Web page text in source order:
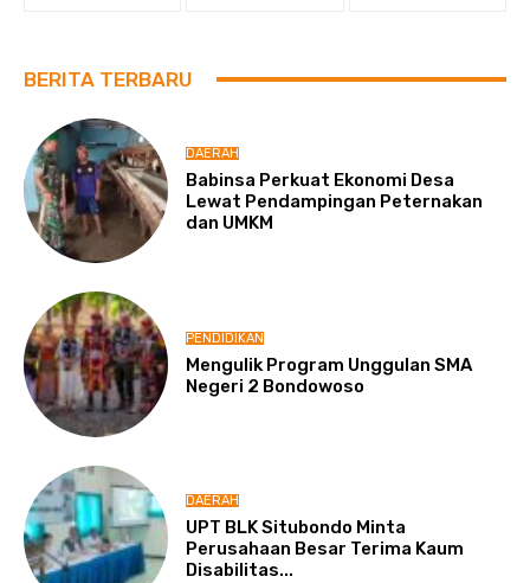
BERITA TERBARU
DAERAH
Babinsa Perkuat Ekonomi Desa
Lewat Pendampingan Peternakan
dan UMKM
PENDIDIKAN
Mengulik Program Unggulan SMA
Negeri 2 Bondowoso
DAERAH
UPT BLK Situbondo Minta
Perusahaan Besar Terima Kaum
Disabilitas...